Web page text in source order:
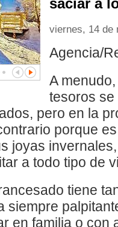
saciar a
viernes, 14 de
Agencia/
A
tesoros
pero en la
porque
joyas
a todo tipo de
tiene
siempre
en familia o con